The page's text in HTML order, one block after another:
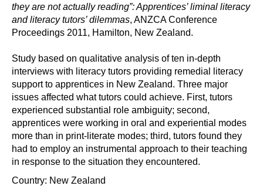
they are not actually reading”: Apprentices’ liminal literacy
and literacy tutors’ dilemmas, ANZCA Conference
Proceedings 2011, Hamilton, New Zealand.
Study based on qualitative analysis of ten in-depth
interviews with literacy tutors providing remedial literacy
support to apprentices in New Zealand. Three major
issues affected what tutors could achieve. First, tutors
experienced substantial role ambiguity; second,
apprentices were working in oral and experiential modes
more than in print-literate modes; third, tutors found they
had to employ an instrumental approach to their teaching
in response to the situation they encountered.
Country: New Zealand